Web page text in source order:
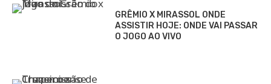
GRÊMIO X MIRASSOL ONDE
ASSISTIR HOJE: ONDE VAI PASSAR
O JOGO AO VIVO